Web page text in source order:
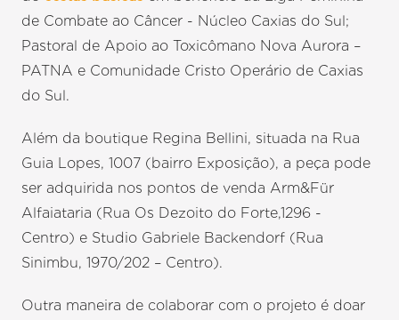
de Combate ao Câncer - Núcleo Caxias do Sul;
Pastoral de Apoio ao Toxicômano Nova Aurora –
PATNA e Comunidade Cristo Operário de Caxias
do Sul.
Além da boutique Regina Bellini, situada na Rua
Guia Lopes, 1007 (bairro Exposição), a peça pode
ser adquirida nos pontos de venda Arm&Für
Alfaiataria (Rua Os Dezoito do Forte,1296 -
Centro) e Studio Gabriele Backendorf (Rua
Sinimbu, 1970/202 – Centro).
Outra maneira de colaborar com o projeto é doar